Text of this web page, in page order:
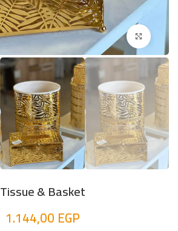
اضغط للتكبير
Tissue & Basket
1.144,00 EGP